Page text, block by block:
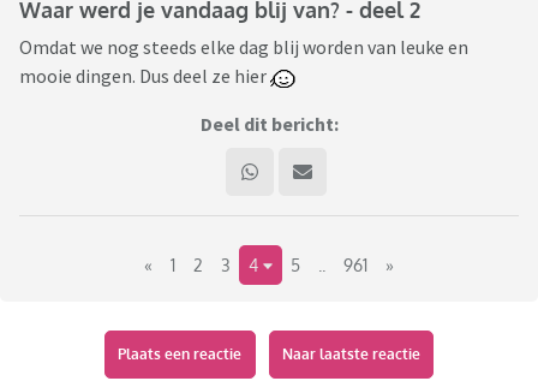
Waar werd je vandaag blij van? - deel 2
Omdat we nog steeds elke dag blij worden van leuke en
mooie dingen. Dus deel ze hier
Deel dit bericht:
« 1 2 3 4 5 961 »
Plaats een reactie Naar laatste reactie